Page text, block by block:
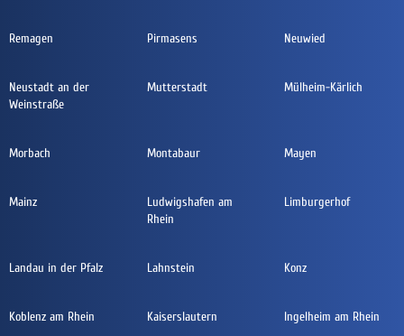
Remagen Pirmasens Neuwied
Neustadt an der
Weinstraße
Mutterstadt Mülheim-Kärlich
Morbach Montabaur Mayen
Mainz
Ludwigshafen am
Rhein
Limburgerhof
Landau in der Pfalz Lahnstein Konz
Koblenz am Rhein Kaiserslautern Ingelheim am Rhein